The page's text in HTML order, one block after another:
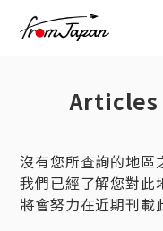
Articles
沒有您所查詢的地區
我們已經了解您對此
將會努力在近期刊載